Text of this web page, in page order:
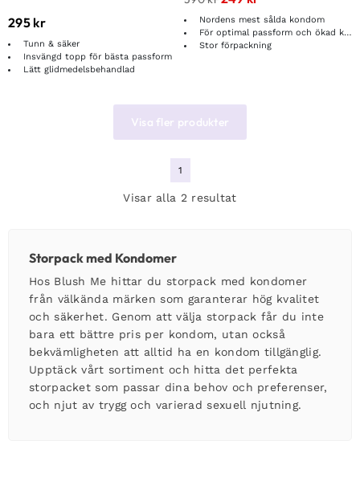
295 kr
Tunn & säker
Insvängd topp för bästa passform
Lätt glidmedelsbehandlad
Nordens mest sålda kondom
För optimal passform och ökad känsla
Stor förpackning
Visa fler produkter
1
Visar alla 2 resultat
Storpack med Kondomer
Hos Blush Me hittar du storpack med kondomer
från välkända märken som garanterar hög kvalitet
och säkerhet. Genom att välja storpack får du inte
bara ett bättre pris per kondom, utan också
bekvämligheten att alltid ha en kondom tillgänglig.
Upptäck vårt sortiment och hitta det perfekta
storpacket som passar dina behov och preferenser,
och njut av trygg och varierad sexuell njutning.